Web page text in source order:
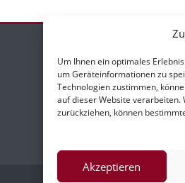
Um Ihnen ein optimales
um Geräteinformationen zu
Technologien zustimmen,
auf dieser Website verarbeiten.
zurückziehen, können
Akzeptieren
Impressum